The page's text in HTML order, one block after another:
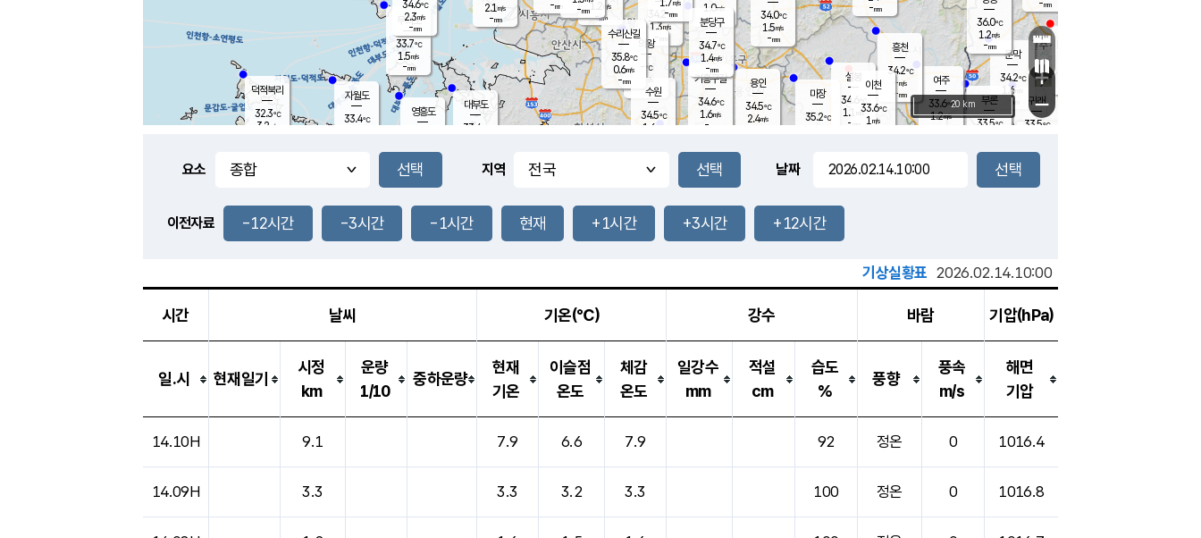
풍도
1.5m/s
문막
34.2℃
1.6m/s
mm
무의도
33.7℃
1.5m/s
-mm
영흥도
자월도
33.4℃
부론
33.5℃
34.2℃
1.3m/s
- mm
-mm
-mm
용인
34.5℃
2.4m/s
여주
33.6℃
1.2m/s
36.0℃
1.2m/s
-mm
34.0℃
1.5m/s
-mm
장호원
34.0
℃
대부도
33.4
-
35.0℃
2.0m/s
-mm
흥천
34.2℃
-m/s
-mm
마장
35.2℃
의왕
- ℃
m/s
mm
설봉
34.6
1.1 m/s
- mm
1.2 m/s
-mm
-mm
-mm
-mm 1.0m/s
-mm
m/s
-mm
기흥구갈
34.6℃
1.6m/s
-
수리산길
35.8℃
0.6m/s
-mm
분당구
34.7℃
1.4m/s
-mm
귀래
33.5℃
-mm
덕적북리
32.3℃
3.2 m/s
34.6℃
2.3m/s
-mm
이천
33.6℃
1 m/s
-mm
수원
34.5℃
1.6 m/s
2.1 m/s
-mm
+
−
20 km
요소 지역 날짜
이전자료 -12시간 -3시간 -1시간 현재 +1시간 +3시간 +12시간
기상실황표 2026.02.14.10:00
시간 날씨 기온(℃) 강수 바람 기압(hPa)
일.시 현재일기
시정
km
운량
1/10
중하운량
현재
기온
이슬점
온도
체감
온도
일강수
mm
적설
cm
습도
%
풍향
풍속
m/s
해면
기압
14.10H 9.1 7.9 6.6 7.9 92 정온 0 1016.4
14.09H 3.3 3.3 3.2 3.3 100 정온 0 1016.8